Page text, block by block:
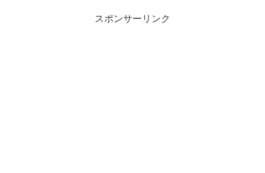
り。
スポンサーリンク